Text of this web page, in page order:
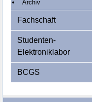
Archiv
Fachschaft
Studenten-
Elektroniklabor
BCGS